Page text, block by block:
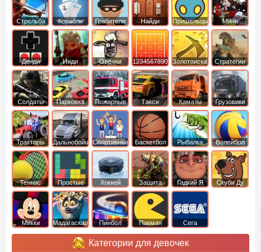
Cтрельба
из лука
Корабли Грабители
Найди
выход
Пришельцы Мини
Денди Инди
Овечки
идут домой
1234567890 ЗолотоискательСтратегии
Солдаты
Парковка
машин
Пожарные
машины
Такси Камазы Грузовики
Тракторы ДальнобойщикиСпортивные Баскетбол Рыбалка Волейбол
Теннис Простые Хоккей
Защита
башни
Гадкий Я Скуби Ду
Микки
Мадагаскар Пинбол Пакман Сега
Категории для девочек